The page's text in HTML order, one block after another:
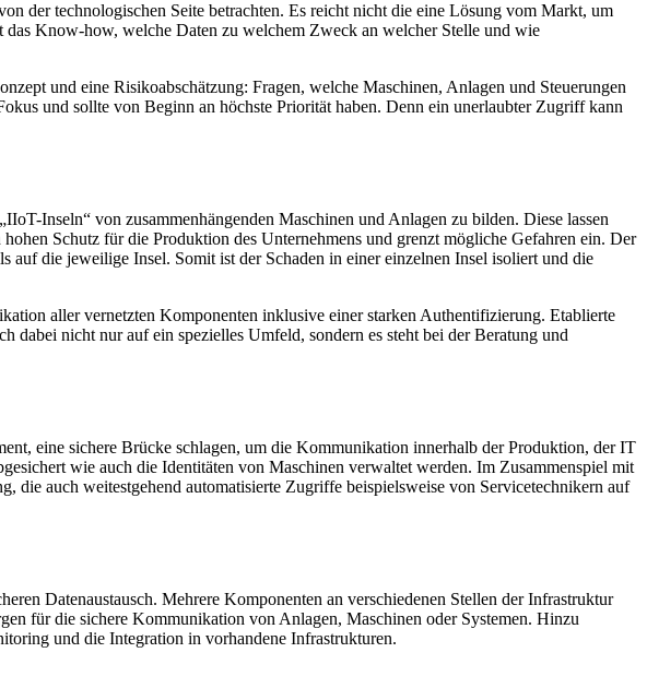
der technologischen Seite betrachten. Es reicht nicht die eine Lösung vom Markt, um
Know-how, welche Daten zu welchem Zweck an welcher Stelle und wie
und eine Risikoabschätzung: Fragen, welche Maschinen, Anlagen und Steuerungen
und sollte von Beginn an höchste Priorität haben. Denn ein unerlaubter Zugriff kann
Inseln“ von zusammenhängenden Maschinen und Anlagen zu bilden. Diese lassen
Schutz für die Produktion des Unternehmens und grenzt mögliche Gefahren ein. Der
die jeweilige Insel. Somit ist der Schaden in einer einzelnen Insel isoliert und die
aller vernetzten Komponenten inklusive einer starken Authentifizierung. Etablierte
nicht nur auf ein spezielles Umfeld, sondern es steht bei der Beratung und
eine sichere Brücke schlagen, um die Kommunikation innerhalb der Produktion, der IT
wie auch die Identitäten von Maschinen verwaltet werden. Im Zusammenspiel mit
die auch weitestgehend automatisierte Zugriffe beispielsweise von Servicetechnikern auf
Datenaustausch. Mehrere Komponenten an verschiedenen Stellen der Infrastruktur
für die sichere Kommunikation von Anlagen, Maschinen oder Systemen. Hinzu
und die Integration in vorhandene Infrastrukturen.